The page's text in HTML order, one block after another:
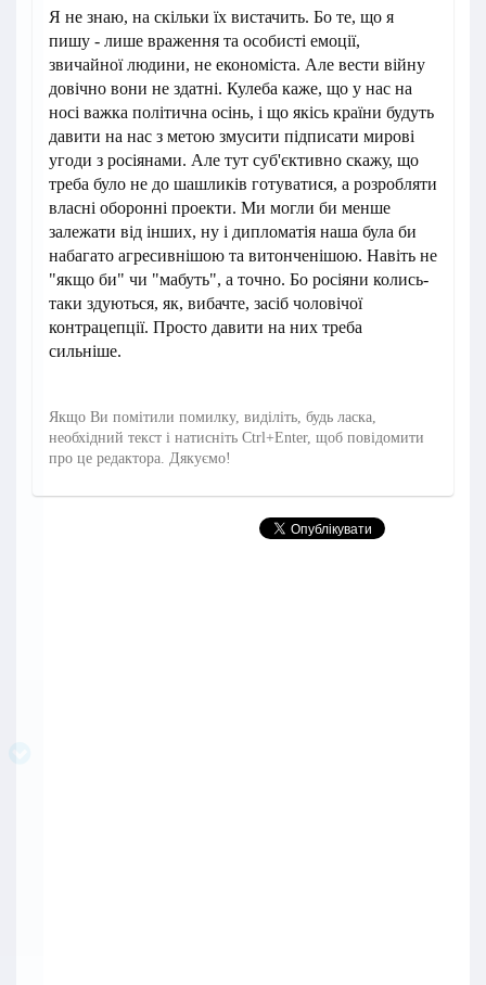
Я не знаю, на скільки їх вистачить. Бо те, що я
пишу - лише враження та особисті емоції,
звичайної людини, не економіста. Але вести війну
довічно вони не здатні. Кулеба каже, що у нас на
носі важка політична осінь, і що якісь країни будуть
давити на нас з метою змусити підписати мирові
угоди з росіянами. Але тут суб'єктивно скажу, що
треба було не до шашликів готуватися, а розробляти
власні оборонні проекти. Ми могли би менше
залежати від інших, ну і дипломатія наша була би
набагато агресивнішою та витонченішою. Навіть не
"якщо би" чи "мабуть", а точно. Бо росіяни колись-
таки здуються, як, вибачте, засіб чоловічої
контрацепції. Просто давити на них треба
сильніше.
Якщо Ви помітили помилку, виділіть, будь ласка,
необхідний текст і натисніть Ctrl+Enter, щоб повідомити
про це редактора. Дякуємо!